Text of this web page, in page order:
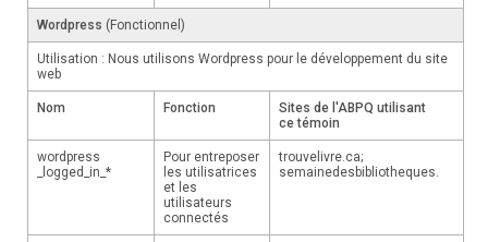
Wordpress (Fonctionnel)
Utilisation : Nous utilisons Wordpress pour le développement du site
web
Nom Fonction
Sites de l'ABPQ utilisant
ce témoin
wordpress
_logged_in_*
Pour entreposer
les utilisatrices
et les
utilisateurs
connectés
trouvelivre.ca;
semainedesbibliotheques.